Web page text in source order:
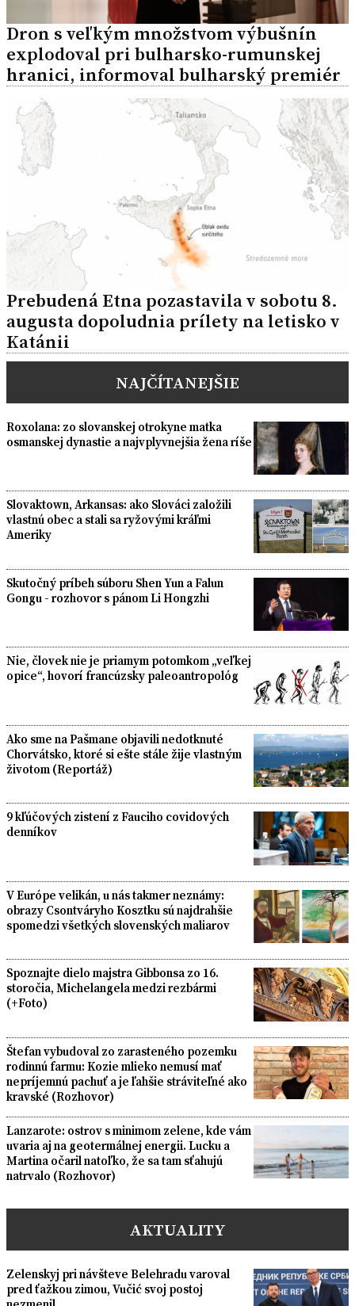
Dron s veľkým množstvom výbušnín
explodoval pri bulharsko-rumunskej
hranici, informoval bulharský premiér
Prebudená Etna pozastavila v sobotu 8.
augusta dopoludnia prílety na letisko v
Katánii
NAJČÍTANEJŠIE
Roxolana: zo slovanskej otrokyne matka
osmanskej dynastie a najvplyvnejšia žena ríše
Slovaktown, Arkansas: ako Slováci založili
vlastnú obec a stali sa ryžovými kráľmi
Ameriky
Skutočný príbeh súboru Shen Yun a Falun
Gongu - rozhovor s pánom Li Hongzhi
Nie, človek nie je priamym potomkom „veľkej
opice“, hovorí francúzsky paleoantropológ
Ako sme na Pašmane objavili nedotknuté
Chorvátsko, ktoré si ešte stále žije vlastným
životom (Reportáž)
9 kľúčových zistení z Fauciho covidových
denníkov
V Európe velikán, u nás takmer neznámy:
obrazy Csontváryho Kosztku sú najdrahšie
spomedzi všetkých slovenských maliarov
Spoznajte dielo majstra Gibbonsa zo 16.
storočia, Michelangela medzi rezbármi
(+Foto)
Štefan vybudoval zo zarasteného pozemku
rodinnú farmu: Kozie mlieko nemusí mať
nepríjemnú pachuť a je ľahšie stráviteľné ako
kravské (Rozhovor)
Lanzarote: ostrov s minimom zelene, kde vám
uvaria aj na geotermálnej energii. Lucku a
Martina očaril natoľko, že sa tam sťahujú
natrvalo (Rozhovor)
AKTUALITY
Zelenskyj pri návšteve Belehradu varoval
pred ťažkou zimou, Vučić svoj postoj